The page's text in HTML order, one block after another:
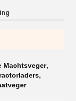
Machtsveger,
,